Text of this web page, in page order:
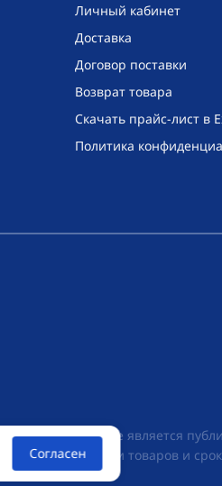
Личный кабинет
Доставка
Договор поставки
Возврат товара
Скачать прайс-лист в
Политика
условиях не является
о стоимости товаров и
Согласен